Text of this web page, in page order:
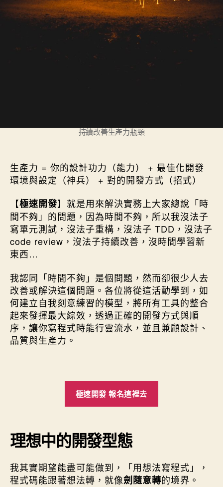
持續改善生產力瓶頸
生產力 = 你的設計功力（能力） + 最佳化開發
環境與設定（神兵） + 對的開發方式（招式）
【極速開發】就是用來解決實務上大家總說「時
間不夠」的問題，因為時間不夠，所以我沒法子
寫單元測試，沒法子重構，沒法子 TDD，沒法子
code review，沒法子持續改善，沒時間學習新
東西…
我認同「時間不夠」是個問題，然而卻很少人去
改善或解決這個問題。各位將從這活動學到，如
何建立自我刻意練習的模型，將所有工具的整合
起來發揮最大綜效，透過正確的開發方式與順
序，讓你寫程式時能行雲流水，並且兼顧設計、
品質與生產力。
極速開發 報名這裡去
理想中的開發型態
我其實期望能盡可能做到，「用想法寫程式」，
程式碼能跟著想法轉，就像劍隨意轉的境界。